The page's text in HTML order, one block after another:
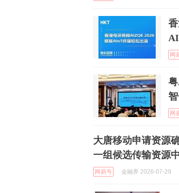
网
网
大唐移动申请资源
一组候选传输资源
网易号 金融界 2026-07-29